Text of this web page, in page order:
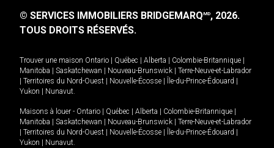
© SERVICES IMMOBILIERS BRIDGEMARQMD, 2026.
TOUS DROITS RÉSERVÉS.
Trouver une maison Ontario Québec Alberta Colombie-Britannique
Manitoba
Saskatchewan Nouveau-Brunswick
Terre-Neuve-et-Labrador
Territoires du Nord-Ouest Nouvelle-Écosse Île-du-Prince-Édouard
Yukon
Nunavut.
Maisons à louer - Ontario Québec Alberta Colombie-Britannique
Manitoba
Saskatchewan Nouveau-Brunswick
Terre-Neuve-et-Labrador
Territoires du Nord-Ouest Nouvelle-Écosse Île-du-Prince-Édouard
Yukon
Nunavut.